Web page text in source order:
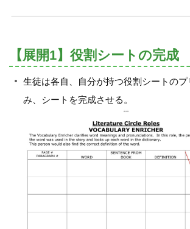
【展開1】役割シートの完成
生徒は各自、自分が持つ役割シートのプ
み、シートを完成させる。